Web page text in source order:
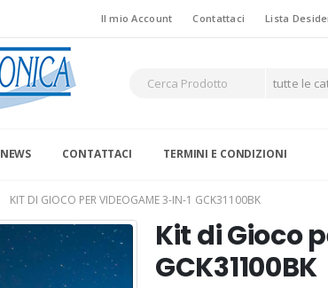
Il mio Account Contattaci Lista
tutte le
NEWS CONTATTACI TERMINI E CONDIZIONI
KIT DI GIOCO PER VIDEOGAME 3-IN-1 GCK31100BK
Kit di Gioco
GCK31100BK